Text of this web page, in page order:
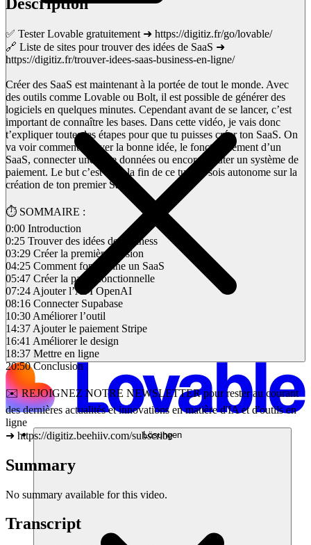
Lösungen
✅ Tester Lovable gratuitement ➜ https://digitiz.fr/go/lovable/
🔗 Liste de sites pour trouver des idées de SaaS ➜
https://digitiz.fr/trouver-idees-saas-business-en-ligne/
Créer des SaaS est maintenant à la portée de tout le monde. Avec
des outils comme Lovable ou Bolt, il est possible de générer des
logiciels en quelques minutes. Cependant avant de se lancer, c’est
important de connaître les bases. Dans cette vidéo, je vais donc
t’expliquer toutes les étapes pour que tu puisses créer ton SaaS. On
va voir comment trouver la bonne idée, le fonctionnement d’un
SaaS, connecter une base données ou encore ajouter un système de
paiement. Le but c’est qu’à la fin de ce tuto tu sois autonome sur la
création de ton premier SaaS.
⏱️ SOMMAIRE :
0:00 Introduction
0:25 Trouver des idées de business
03:29 Créer la première version
04:25 Comment fonctionne un SaaS
05:47 Créer la partie fonctionnelle
07:24 Ajouter l’API OpenAI
08:16 Connecter Supabase
10:30 Améliorer l’outil
14:37 Ajouter le paiement Stripe
16:41 Améliorer le design
18:37 Mettre en ligne
20:50 Conclusion
✉️ REJOIGNEZ NOTRE NEWSLETTER pour rester au courant
des dernières actualités et innovations en matière d'IA et d'outils en
ligne
➜ https://digitiz.beehiiv.com/subscribe
Summary
No summary available for this video.
Transcript